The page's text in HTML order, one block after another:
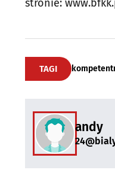
stronie:
TAGI
andy